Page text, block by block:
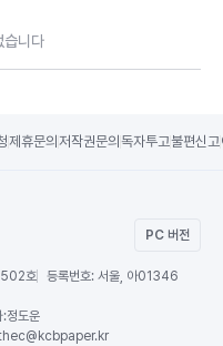
습니다
제휴문의 저작권문의 독자투고불편신고
PC 버전
502호 등록번호: 서울, 아01346
:정도운